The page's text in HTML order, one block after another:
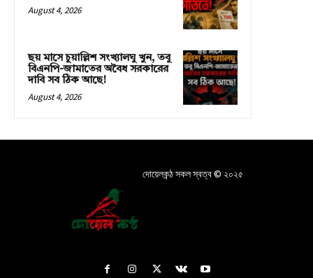
August 4, 2026
ছয় মাসে চুয়াল্লিশ সংখ্যালঘু খুন, তবু
বিএনপি-জামাতের অবৈধ সরকারের
দাবি সব ঠিক আছে!
August 4, 2026
দোয়েলকন্ঠ সকল স্বত্ব © ২০২৫